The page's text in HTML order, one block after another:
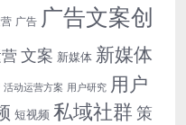
广告 广告文案创
文案 新媒体 新媒体
活动运营方案 用户研究 用户
短视频 私域社群 策